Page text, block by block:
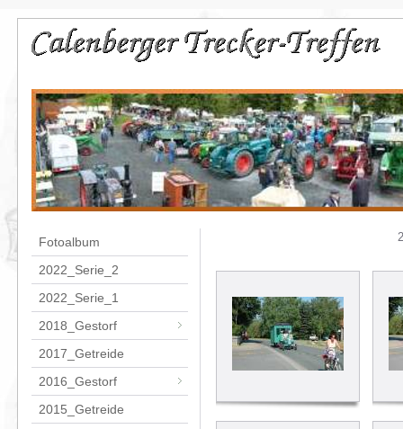
Fotoalbum
2022_Serie_2
2022_Serie_1
2018_Gestorf
2017_Getreide
2016_Gestorf
2015_Getreide